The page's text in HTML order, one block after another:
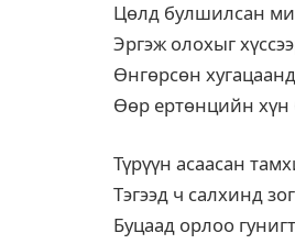
Цөлд булшилсан
Эргэж олохыг
Өнгөрсөн
Өөр ертөнцийн хүн
Түрүүн асаасан
Тэгээд ч салхинд
Буцаад орлоо